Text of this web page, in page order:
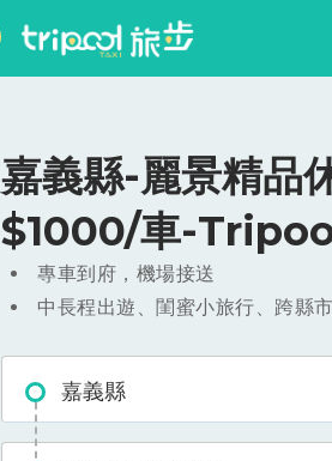
嘉義縣-麗景精品
$1000/車-
專車到府，機場接送
中長程出遊、閨蜜小旅行、跨縣
嘉義縣